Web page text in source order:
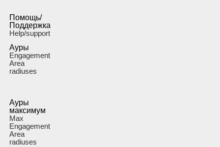
Помощь/
Поддержка
Help/support
Ауры
Engagement
Area
radiuses
Ауры
максимум
Max
Engagement
Area
radiuses